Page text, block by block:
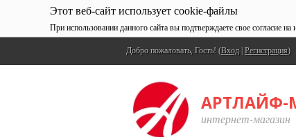
Этот веб-сайт использует cookie-файлы
При использовании данного сайта вы подтверждаете свое согласие
Добро пожаловать, Гость! (Вход Регистрация)
АРТЛАЙФ-
интернет-магазин